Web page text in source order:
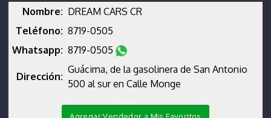
Nombre: DREAM CARS CR
Teléfono: 8719-0505
Whatsapp: 8719-0505
Dirección:
Guácima, de la gasolinera de San Antonio
500 al sur en Calle Monge